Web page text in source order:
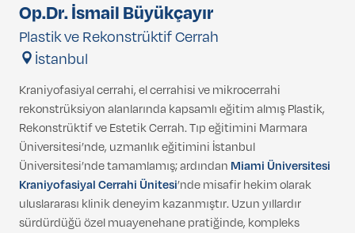
Op.Dr. İsmail Büyükçayır
Plastik ve Rekonstrüktif Cerrah
İstanbul
Kraniyofasiyal cerrahi, el cerrahisi ve mikrocerrahi
rekonstrüksiyon alanlarında kapsamlı eğitim almış Plastik,
Rekonstrüktif ve Estetik Cerrah. Tıp eğitimini Marmara
Üniversitesi’nde, uzmanlık eğitimini İstanbul
Üniversitesi’nde tamamlamış; ardından Miami Üniversitesi
Kraniyofasiyal Cerrahi Ünitesi’nde misafir hekim olarak
uluslararası klinik deneyim kazanmıştır. Uzun yıllardır
sürdürdüğü özel muayenehane pratiğinde, kompleks